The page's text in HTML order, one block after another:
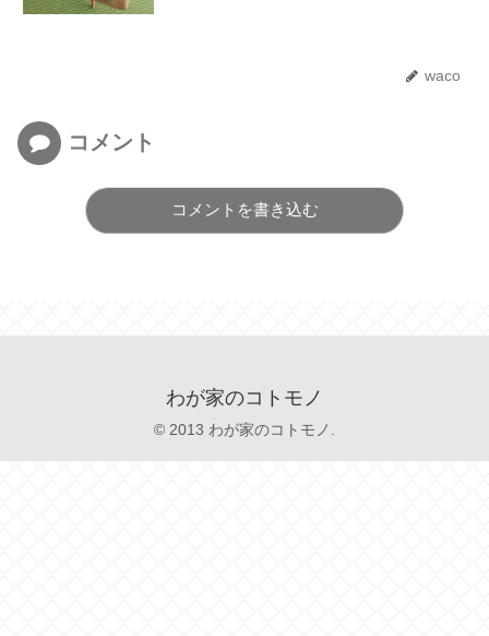
waco
コメント
コメントを書き込む
わが家のコトモノ
© 2013 わが家のコトモノ.